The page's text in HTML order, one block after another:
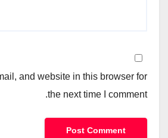
and website in this browser for
the next time I comment.